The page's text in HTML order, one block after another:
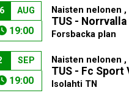
AUG
19:00
Naisten nelonen ,
TUS - Norrvalla
Forsbacka plan
SEP
19:00
Naisten nelonen ,
TUS - Fc Sport
Isolahti TN